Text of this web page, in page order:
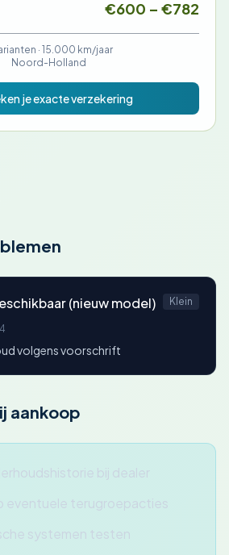
€600 – €782
·15.000 km/jaar
Noord-Holland
je exacte verzekering
(nieuw model) Klein
volgens voorschrift
aankoop
bij dealer
eventuele terugroepacties
systemen testen